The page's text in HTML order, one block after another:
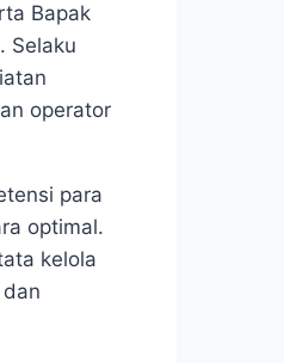
Bapak
Selaku
operator
para
optimal.
kelola